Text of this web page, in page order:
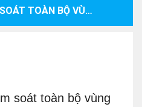
LÝ DO NGA MUỐN KIỂM SOÁT TOÀN BỘ VÙNG DONBASS
soát toàn bộ vùng